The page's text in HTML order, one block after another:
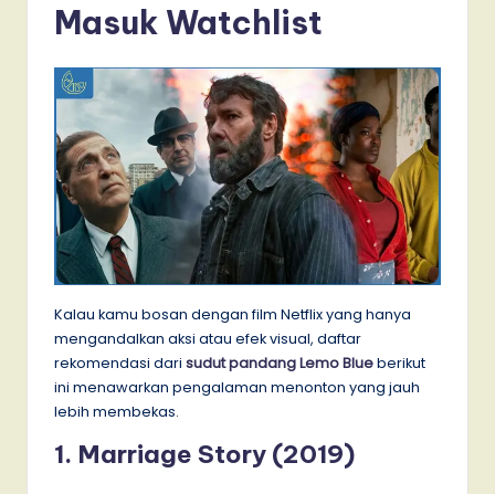
Masuk Watchlist
Kalau kamu bosan dengan film Netflix yang hanya
mengandalkan aksi atau efek visual, daftar
rekomendasi dari sudut pandang Lemo Blueberikut
ini menawarkan pengalaman menonton yang jauh
lebih membekas.
1. Marriage Story (2019)